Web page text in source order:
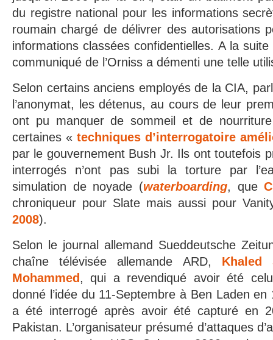
du registre national pour les informations
roumain chargé de délivrer des autorisations
informations classées confidentielles. A la
communiqué de l’Orniss a démenti une telle
Selon certains anciens employés de la CIA,
l’anonymat, les détenus, au cours de leur
ont pu manquer de sommeil et de
certaines « techniques d’interrogatoire
par le gouvernement Bush Jr. Ils ont toutefois
interrogés n’ont pas subi la torture par
simulation de noyade (waterboarding, que
chroniqueur pour Slate mais aussi pour
2008).
Selon le journal allemand Sueddeutsche
chaîne télévisée allemande ARD, Khaled
Mohammed , qui a revendiqué avoir été
donné l’idée du 11-Septembre à Ben Laden en
a été interrogé après avoir été capturé en
Pakistan. L’organisateur présumé d’attaques